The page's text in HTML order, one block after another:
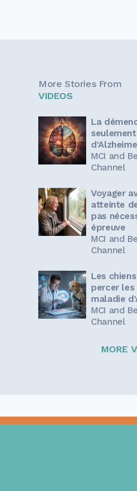
More Stories From
VIDEOS
La
MCI and
Channel
Voyager
atteinte
pas
épreuve
MCI and
Channel
Les
percer
maladie
MCI and
Channel
MORE